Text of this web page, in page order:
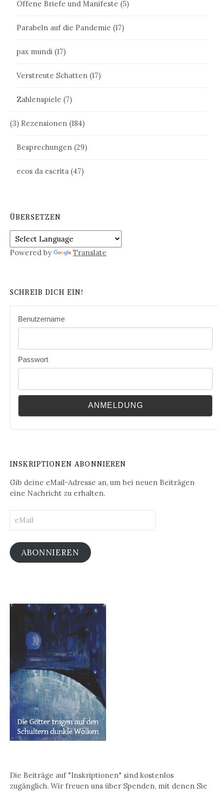
Offene Briefe und Manifeste (5)
Parabeln auf die Pandemie (17)
pax mundi (17)
Verstreute Schatten (17)
Zahlenspiele (7)
(3) Rezensionen (184)
Besprechungen (29)
ecos da escrita (47)
ÜBERSETZEN
Powered by Translate
SCHREIB DICH EIN!
Benutzername
Passwort
INSKRIPTIONEN ABONNIEREN
Gib deine eMail-Adresse an, um bei neuen Beiträgen
eine Nachricht zu erhalten.
ABONNIEREN
Die Beiträge auf "Inskriptionen" sind kostenlos
zugänglich. Wir freuen uns über Spenden, mit denen Sie